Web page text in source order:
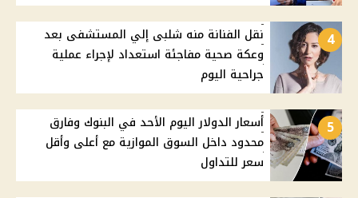
4
نقل الفنانة منه شلبى إلي المستشفى بعد
وعكة صحية مفاجئة استعداد لإجراء عملية
جراحية اليوم
5
أسعار الدولار اليوم الأحد في البنوك وفارق
محدود داخل السوق الموازية مع أعلى وأقل
سعر للتداول